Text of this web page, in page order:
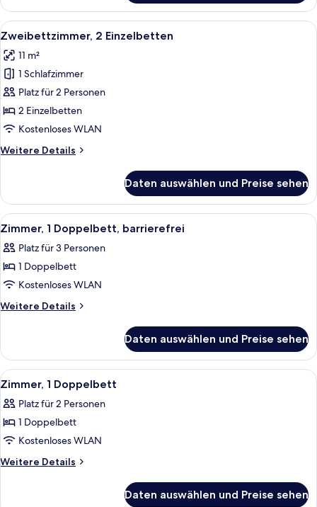
Mehrere
Betten
Alle
Fotos
für
Zweibettzimmer,
2 Einzelbetten
anzeigen
Zweibettzimmer, 2 Einzelbetten |
6
Zweibettzimmer, 2 Einzelbetten
11 m²
1 Schlafzimmer
Platz für 2 Personen
2 Einzelbetten
Kostenloses WLAN
Weitere Details
Weitere
2 Einzelbetten
Daten auswählen und Preise sehen
Alle
Fotos
für
Zimmer,
1
Doppelbett,
Zimmer, 1 Doppelbett, barrierefrei |
11
Zimmer, 1 Doppelbett, barrierefrei
Platz für 3 Personen
1 Doppelbett
Kostenloses WLAN
Weitere Details
Weitere
1
Doppelbett,
barrierefrei
Daten auswählen und Preise sehen
Alle
Fotos
für
Zimmer,
1
Doppelbett
Zimmer, 1 Doppelbett | Schreibtisch,
9
Zimmer, 1 Doppelbett
Platz für 2 Personen
1 Doppelbett
Kostenloses WLAN
Weitere Details
Weitere
Daten auswählen und Preise sehen